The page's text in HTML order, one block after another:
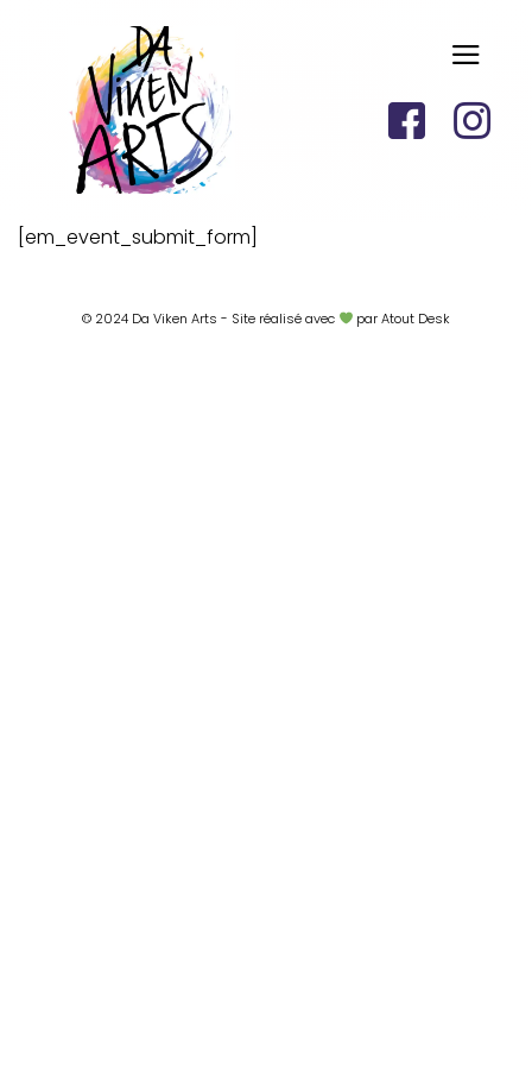
[em_event_submit_form]
© 2024 Da Viken Arts - Site réalisé avec par Atout Desk